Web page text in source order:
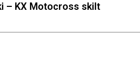
– KX Motocross skilt